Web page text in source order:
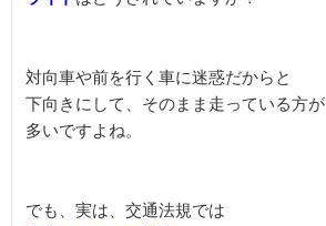
対向車や前を行く車に迷惑だからと
下向きにして、そのまま走っている方が
多いですよね。